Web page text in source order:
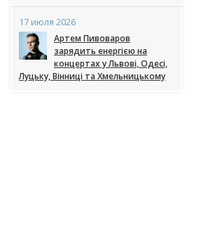
17 июля 2026
Артем Пивоваров
зарядить енергією на
концертах у Львові, Одесі,
Луцьку, Вінниці та Хмельницькому